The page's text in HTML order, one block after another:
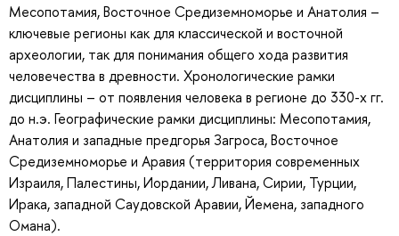
Месопотамия, Восточное Средиземноморье и Анатолия –
ключевые регионы как для классической и восточной
археологии, так для понимания общего хода развития
человечества в древности. Хронологические рамки
дисциплины – от появления человека в регионе до 330-х гг.
до н.э. Географические рамки дисциплины: Месопотамия,
Анатолия и западные предгорья Загроса, Восточное
Средиземноморье и Аравия (территория современных
Израиля, Палестины, Иордании, Ливана, Сирии, Турции,
Ирака, западной Саудовской Аравии, Йемена, западного
Омана).